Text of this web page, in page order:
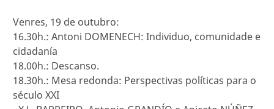
Venres, 19 de outubro:
16.30h.: Antoni DOMENECH: Individuo, comunidade e
cidadanía
18.00h.: Descanso.
18.30h.: Mesa redonda: Perspectivas políticas para o
século XXI